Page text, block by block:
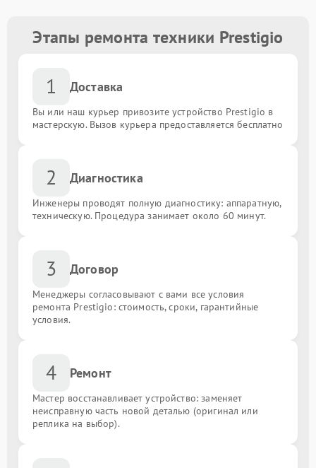
Этапы ремонта техники Prestigio
1 Доставка
Вы или наш курьер привозите устройство Prestigio в
мастерскую. Вызов курьера предоставляется бесплатно
2 Диагностика
Инженеры проводят полную диагностику: аппаратную,
техническую. Процедура занимает около 60 минут.
3 Договор
Менеджеры согласовывают с вами все условия
ремонта Prestigio: стоимость, сроки, гарантийные
условия.
4 Ремонт
Мастер восстанавливает устройство: заменяет
неисправную часть новой деталью (оригинал или
реплика на выбор).